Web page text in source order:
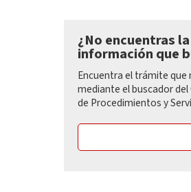
¿No encuentras la
información que
Encuentra el trámite que
mediante el buscador
de Procedimientos y